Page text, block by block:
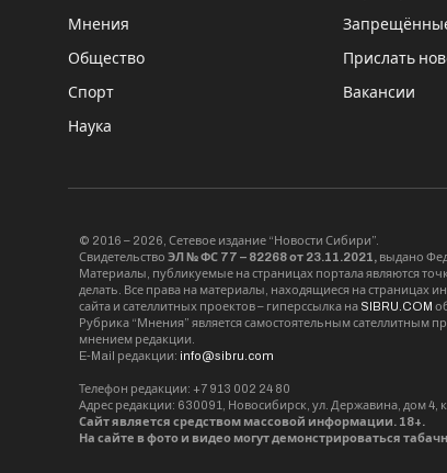
Мнения
Общество
Спорт
Наука
Прислать
Вакансии
© 2016 – 2026, Сетевое издание “Новости Сибири”.
Свидетельство ЭЛ № ФС 77 – 82268 от 23.11.2021, выдано
Материалы, публикуемые на страницах портала являются
делать. Все права на материалы, находящиеся на страницах
сайта и сателлитных проектов – гиперссылка на SIBRU.COM
Рубрика “Мнения” является самостоятельным сателлитным
мнением редакции.
E-Mail редакции: info@sibru.com
Телефон редакции: +7 913 002 24 80
Адрес редакции: 630091, Новосибирск, ул. Державина, дом 4,
Сайт является средством массовой информации. 18+.
На сайте в фото и видео могут демонстрироваться